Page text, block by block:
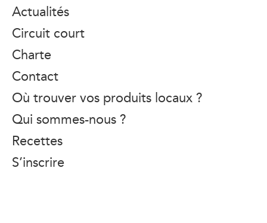
Actualités
Circuit court
Charte
Contact
Où trouver vos produits locaux ?
Qui sommes-nous ?
Recettes
S’inscrire